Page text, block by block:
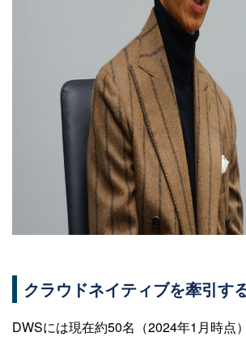
クラウドネイティブを牽引す
DWSには現在約50名（2024年1月時点